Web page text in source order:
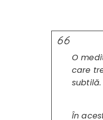
O
care
În